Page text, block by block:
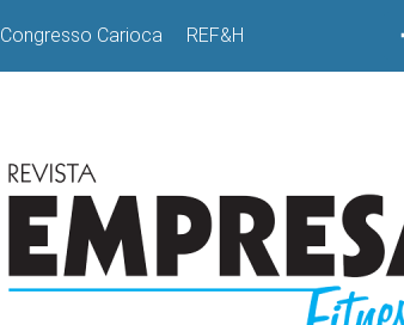
Congresso Carioca REF&H